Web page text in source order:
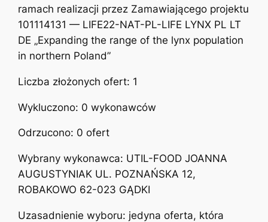
ramach realizacji przez Zamawiającego projektu
101114131 — LIFE22-NAT-PL-LIFE LYNX PL LT
DE „Expanding the range of the lynx population
in northern Poland”
Liczba złożonych ofert: 1
Wykluczono: 0 wykonawców
Odrzucono: 0 ofert
Wybrany wykonawca: UTIL-FOOD JOANNA
AUGUSTYNIAK UL. POZNAŃSKA 12,
ROBAKOWO 62-023 GĄDKI
Uzasadnienie wyboru: jedyna oferta, która